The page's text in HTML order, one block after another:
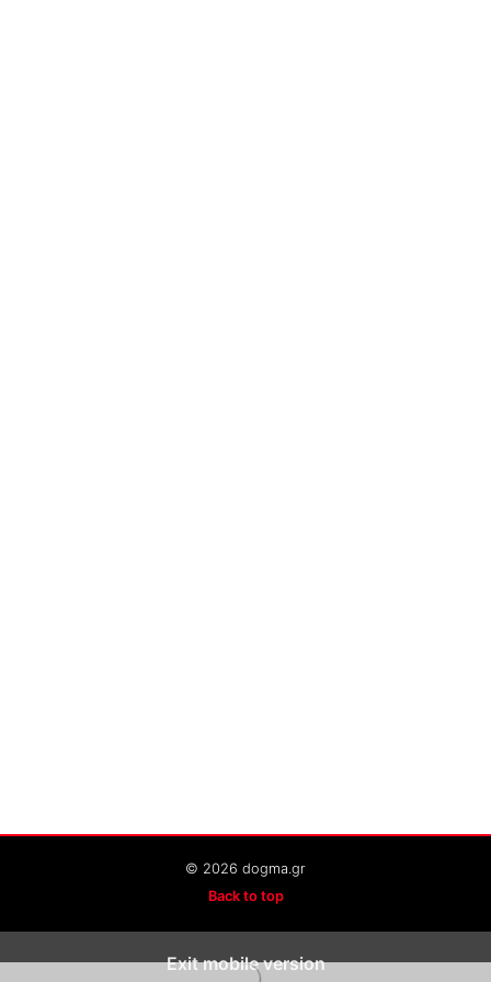
© 2026 dogma.gr
Back to top
Exit mobile version